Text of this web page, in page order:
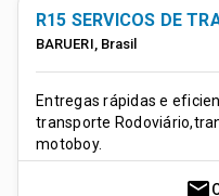
R15 SERVICOS DE
BARUERI, Brasil
Entregas rápidas e
transporte
motoboy.
mail